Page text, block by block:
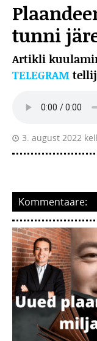
tunni
Artikli
TELEGRAM
3. august 2022
Kommentaare: